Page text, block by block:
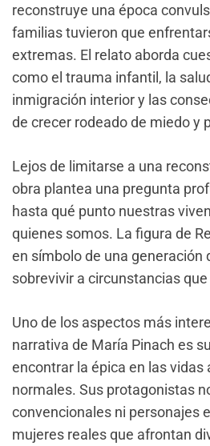
reconstruye una época
familias tuvieron que
extremas. El relato aborda
como el trauma infantil, la
inmigración interior y las
de crecer rodeado de miedo y
Lejos de limitarse a una
obra plantea una pregunta
hasta qué punto nuestras
quienes somos. La figura de
en símbolo de una generación
sobrevivir a circunstancias
Uno de los aspectos más
narrativa de María Pinach es
encontrar la épica en las
normales. Sus protagonistas
convencionales ni personajes
mujeres reales que afrontan